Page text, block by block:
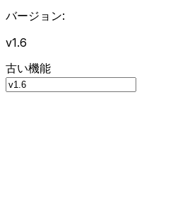
バージョン:
v1.6
古い機能